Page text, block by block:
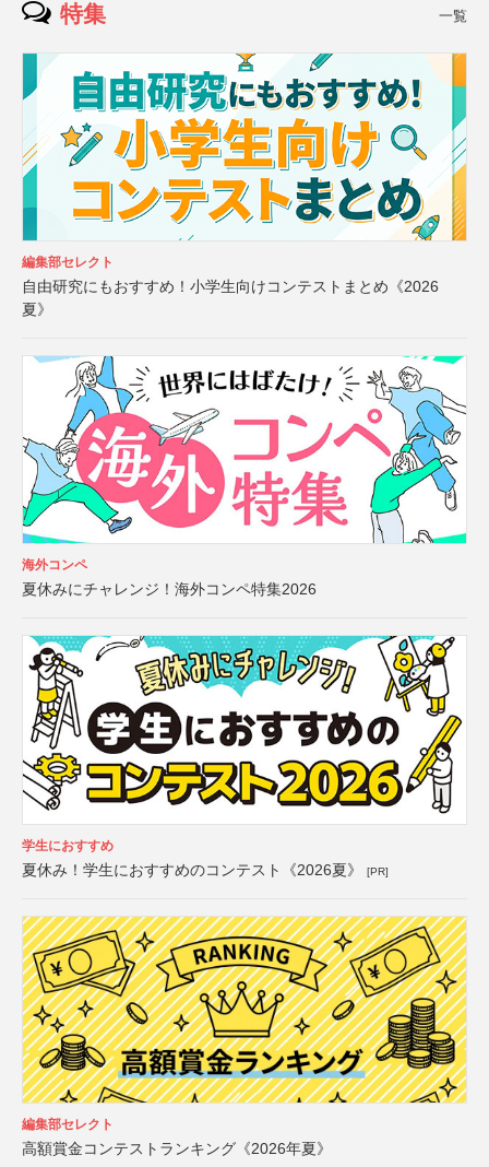
特集 一覧
編集部セレクト
自由研究にもおすすめ！小学生向けコンテストまとめ《2026
夏》
海外コンペ
夏休みにチャレンジ！海外コンペ特集2026
学生におすすめ
夏休み！学生におすすめのコンテスト《2026夏》 [PR]
編集部セレクト
高額賞金コンテストランキング《2026年夏》